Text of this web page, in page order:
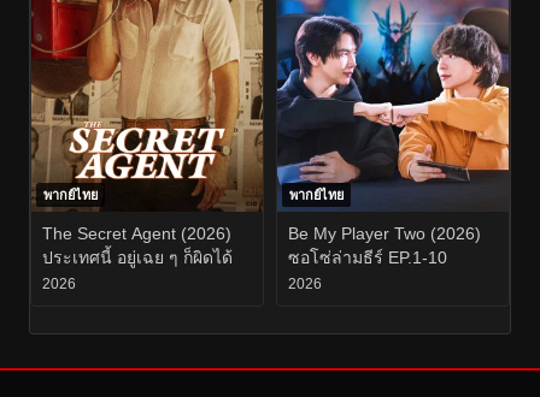
พากย์ไทย
The Secret Agent (2026)
ประเทศนี้ อยู่เฉย ๆ ก็ผิดได้
2026
พากย์ไทย
Be My Player Two (2026)
ซอโซ่ล่ามธีร์ EP.1-10
2026